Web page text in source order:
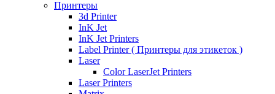
Принтеры
3d Printer
InK Jet
InK Jet Printers
Label Printer ( Принтеры для этикеток )
Laser
Color LaserJet Printers
Laser Printers